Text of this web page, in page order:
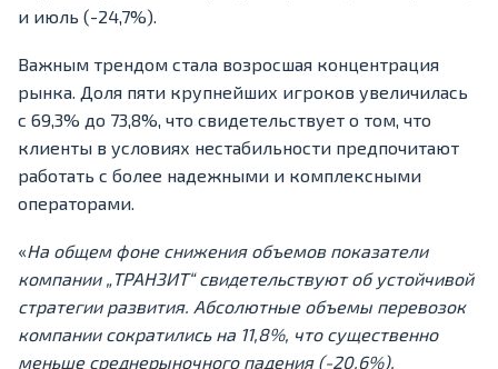
и июль (-24,7%).
Важным трендом стала возросшая концентрация
рынка. Доля пяти крупнейших игроков увеличилась
с 69,3% до 73,8%, что свидетельствует о том, что
клиенты в условиях нестабильности предпочитают
работать с более надежными и комплексными
операторами.
«На общем фоне снижения объемов показатели
компании „ТРАНЗИТ“ свидетельствуют об устойчивой
стратегии развития. Абсолютные объемы перевозок
компании сократились на 11,8%, что существенно
меньше среднерыночного падения (-20,6%).